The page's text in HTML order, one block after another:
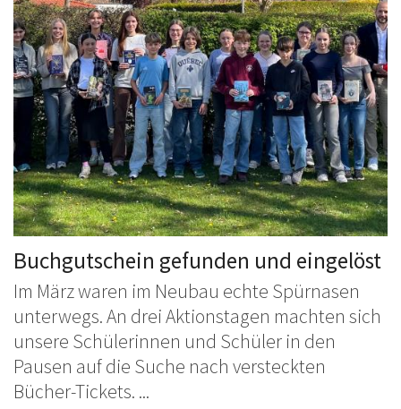
Buchgutschein gefunden und eingelöst
Im März waren im Neubau echte Spürnasen
unterwegs. An drei Aktionstagen machten sich
unsere Schülerinnen und Schüler in den
Pausen auf die Suche nach versteckten
Bücher-Tickets. ...